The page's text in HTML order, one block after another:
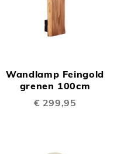
Wandlamp Feingold
grenen 100cm
€ 299,95